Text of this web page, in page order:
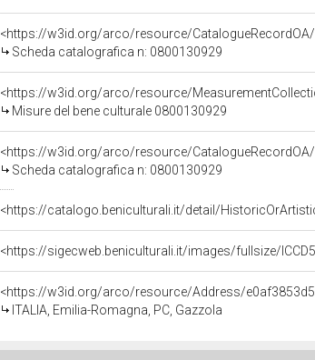
<https://w3id.org/arco/resource/
Scheda catalografica n: 0800130929
<https://w3id.org/arco/resource/
Misure del bene culturale 0800130929
<https://w3id.org/arco/resource/
Scheda catalografica n: 0800130929
<https://catalogo.beniculturali.it/detail/
<https://sigecweb.beniculturali.it/images/fullsize/
<https://w3id.org/arco/resource/Address/
ITALIA, Emilia-Romagna, PC, Gazzola